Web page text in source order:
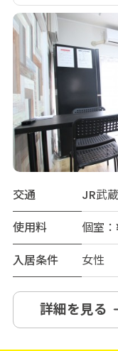
交通
JR武
使用料
個室
入居条件
女性
詳細を見る